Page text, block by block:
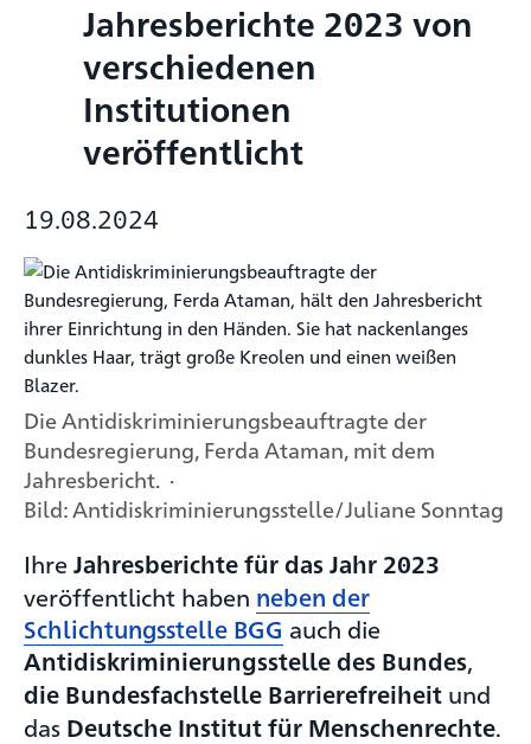
Jahresberichte 2023 von
verschiedenen
Institutionen
veröffentlicht
19.08.2024
Die Antidiskriminierungsbeauftragte der
Bundesregierung, Ferda Ataman, mit dem
Jahresbericht. ·
Bild: Antidiskriminierungsstelle/Juliane Sonntag
IhreJahresberichte für das Jahr 2023
veröffentlicht haben neben der
Schlichtungsstelle BGG auch die
Antidiskriminierungsstelle des Bundes,
die Bundesfachstelle Barrierefreiheit und
das Deutsche Institut für Menschenrechte.